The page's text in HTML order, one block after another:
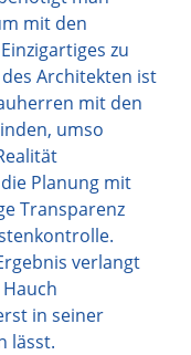
mit den
zu
Architekten ist
mit den
umso
Planung mit
Transparenz
verlangt
in seiner
lässt.